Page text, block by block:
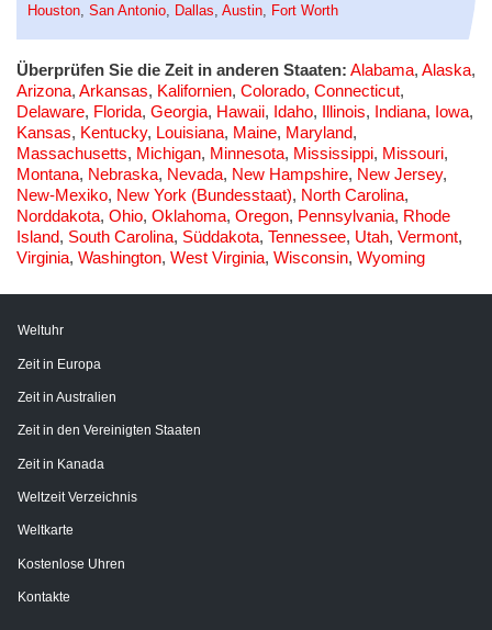
Houston San Antonio Dallas Austin Fort Worth
Überprüfen Sie die Zeit in anderen Staaten: Alabama, Alaska,
Arizona, Arkansas, Kalifornien, Colorado, Connecticut,
Delaware, Florida, Georgia, Hawaii, Idaho, Illinois, Indiana, Iowa,
Kansas, Kentucky, Louisiana, Maine, Maryland,
Massachusetts, Michigan, Minnesota, Mississippi, Missouri,
Montana, Nebraska, Nevada, New Hampshire, New Jersey,
New-Mexiko, New York (Bundesstaat), North Carolina,
Norddakota, Ohio, Oklahoma, Oregon, Pennsylvania, Rhode
Island, South Carolina, Süddakota, Tennessee, Utah, Vermont,
Virginia, Washington, West Virginia, Wisconsin, Wyoming
Weltuhr
Zeit in Europa
Zeit in Australien
Zeit in den Vereinigten Staaten
Zeit in Kanada
Weltzeit Verzeichnis
Weltkarte
Kostenlose Uhren
Kontakte